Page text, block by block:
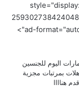
ad-
اليوم للجنسين
بمرتبات مجزية
هناااا